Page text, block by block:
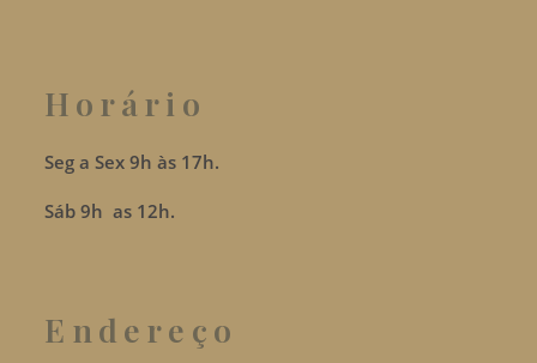
Horário
Seg a Sex 9h às 17h.
Sáb 9h as 12h.
Endereço